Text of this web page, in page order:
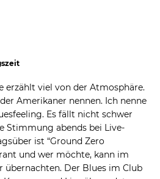
erzählt viel von der Atmosphäre.
Amerikaner nennen. Ich nenne
Es fällt nicht schwer
Stimmung abends bei Live-
ist “Ground Zero
und wer möchte, kann im
übernachten. Der Blues im Club